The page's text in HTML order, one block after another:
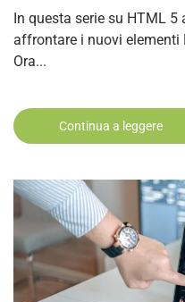
In questa serie su HTML
affrontare i nuovi elementi
Ora...
Continua a leggere